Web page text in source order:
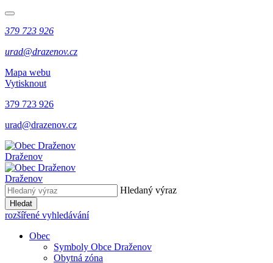
379 723 926
urad@drazenov.cz
Mapa webu
Vytisknout
379 723 926
urad@drazenov.cz
Draženov
Draženov
Hledaný výraz
Hledat
rozšířené vyhledávání
Obec
Symboly Obce Draženov
Obytná zóna